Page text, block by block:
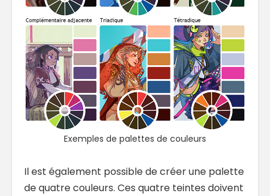
Exemples de palettes de couleurs
Il est également possible de créer une palette
de quatre couleurs. Ces quatre teintes doivent